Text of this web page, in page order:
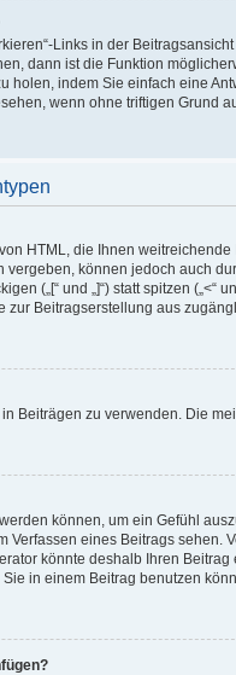
Links in der
dann ist die Funktion
holen, indem Sie einfach eine
wenn ohne triftigen Grund
HTML, die Ihnen
können jedoch auch
(„[“ und „]“) statt spitzen
zur Beitragserstellung aus
Beiträgen zu verwenden. Die
können, um ein Gefühl
Verfassen eines Beitrags
könnte deshalb Ihren
in einem Beitrag benutzen